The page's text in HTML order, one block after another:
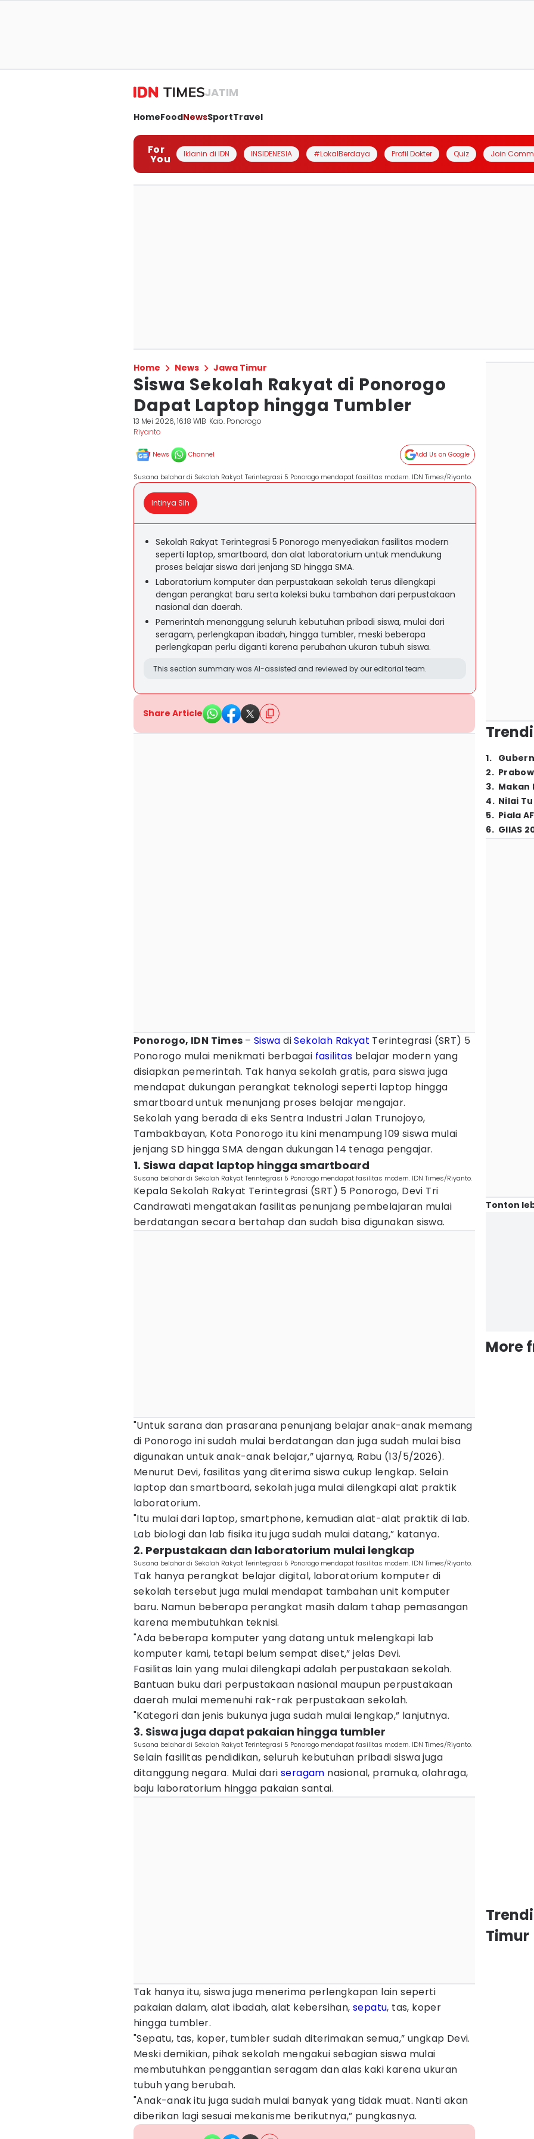
JATIM
HomeFoodNewsSportTravel
For
You Iklanin di IDN INSIDENESIA #LokalBerdaya Profil Dokter Quiz Join
Home News Jawa Timur
Siswa Sekolah Rakyat di Ponorogo
Dapat Laptop hingga Tumbler
13 Mei 2026, 16:18 WIB Kab. Ponorogo
Riyanto
News Channel Add Us on Google
Susana belahar di Sekolah Rakyat Terintegrasi 5 Ponorogo mendapat fasilitas modern. IDN Times/Riyanto.
Intinya Sih
Sekolah Rakyat Terintegrasi 5 Ponorogo menyediakan fasilitas modern
seperti laptop, smartboard, dan alat laboratorium untuk mendukung
proses belajar siswa dari jenjang SD hingga SMA.
Laboratorium komputer dan perpustakaan sekolah terus dilengkapi
dengan perangkat baru serta koleksi buku tambahan dari perpustakaan
nasional dan daerah.
Pemerintah menanggung seluruh kebutuhan pribadi siswa, mulai dari
seragam, perlengkapan ibadah, hingga tumbler, meski beberapa
perlengkapan perlu diganti karena perubahan ukuran tubuh siswa.
This section summary was AI-assisted and reviewed by our editorial team.
Share Article
Ponorogo, IDN Times – Siswa diSekolah Rakyat Terintegrasi (SRT) 5
Ponorogo mulai menikmati berbagai fasilitas belajar modern yang
disiapkan pemerintah. Tak hanya sekolah gratis, para siswa juga
mendapat dukungan perangkat teknologi seperti laptop hingga
smartboard untuk menunjang proses belajar mengajar.
Sekolah yang berada di eks Sentra Industri Jalan Trunojoyo,
Tambakbayan, Kota Ponorogo itu kini menampung 109 siswa mulai
jenjang SD hingga SMA dengan dukungan 14 tenaga pengajar.
1. Siswa dapat laptop hingga smartboard
Susana belahar di Sekolah Rakyat Terintegrasi 5 Ponorogo mendapat fasilitas modern. IDN Times/Riyanto.
Kepala Sekolah Rakyat Terintegrasi (SRT) 5 Ponorogo, Devi Tri
Candrawati mengatakan fasilitas penunjang pembelajaran mulai
berdatangan secara bertahap dan sudah bisa digunakan siswa.
"Untuk sarana dan prasarana penunjang belajar anak-anak memang
di Ponorogo ini sudah mulai berdatangan dan juga sudah mulai bisa
digunakan untuk anak-anak belajar,” ujarnya, Rabu (13/5/2026).
Menurut Devi, fasilitas yang diterima siswa cukup lengkap. Selain
laptop dan smartboard, sekolah juga mulai dilengkapi alat praktik
laboratorium.
"Itu mulai dari laptop, smartphone, kemudian alat-alat praktik di lab.
Lab biologi dan lab fisika itu juga sudah mulai datang,” katanya.
2. Perpustakaan dan laboratorium mulai lengkap
Susana belahar di Sekolah Rakyat Terintegrasi 5 Ponorogo mendapat fasilitas modern. IDN Times/Riyanto.
Tak hanya perangkat belajar digital, laboratorium komputer di
sekolah tersebut juga mulai mendapat tambahan unit komputer
baru. Namun beberapa perangkat masih dalam tahap pemasangan
karena membutuhkan teknisi.
"Ada beberapa komputer yang datang untuk melengkapi lab
komputer kami, tetapi belum sempat diset,” jelas Devi.
Fasilitas lain yang mulai dilengkapi adalah perpustakaan sekolah.
Bantuan buku dari perpustakaan nasional maupun perpustakaan
daerah mulai memenuhi rak-rak perpustakaan sekolah.
"Kategori dan jenis bukunya juga sudah mulai lengkap,” lanjutnya.
3. Siswa juga dapat pakaian hingga tumbler
Susana belahar di Sekolah Rakyat Terintegrasi 5 Ponorogo mendapat fasilitas modern. IDN Times/Riyanto.
Selain fasilitas pendidikan, seluruh kebutuhan pribadi siswa juga
ditanggung negara. Mulai dari seragam nasional, pramuka, olahraga,
baju laboratorium hingga pakaian santai.
Tak hanya itu, siswa juga menerima perlengkapan lain seperti
pakaian dalam, alat ibadah, alat kebersihan, sepatu, tas, koper
hingga tumbler.
"Sepatu, tas, koper, tumbler sudah diterimakan semua,” ungkap Devi.
Meski demikian, pihak sekolah mengakui sebagian siswa mulai
membutuhkan penggantian seragam dan alas kaki karena ukuran
tubuh yang berubah.
"Anak-anak itu juga sudah mulai banyak yang tidak muat. Nanti akan
diberikan lagi sesuai mekanisme berikutnya,” pungkasnya.
1.
2.
3. Makan
4. Nilai
5. Piala
6. GIIAS
Tonton
More
Timur